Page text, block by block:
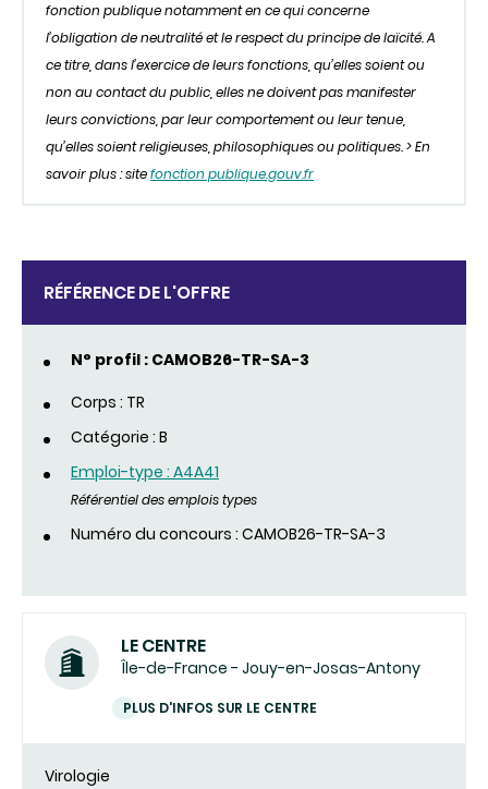
fonction publique notamment en ce qui concerne
l’obligation de neutralité et le respect du principe de laïcité. A
ce titre, dans l’exercice de leurs fonctions, qu’elles soient ou
non au contact du public, elles ne doivent pas manifester
leurs convictions, par leur comportement ou leur tenue,
qu’elles soient religieuses, philosophiques ou politiques. > En
savoir plus : sitefonction publique.gouv.fr
RÉFÉRENCE DE L'OFFRE
N° profil : CAMOB26-TR-SA-3
Corps : TR
Catégorie : B
Emploi-type : A4A41
Référentiel des emplois types
Numéro du concours : CAMOB26-TR-SA-3
LE CENTRE
Île-de-France - Jouy-en-Josas-Antony
PLUS D'INFOS SUR LE CENTRE
Virologie